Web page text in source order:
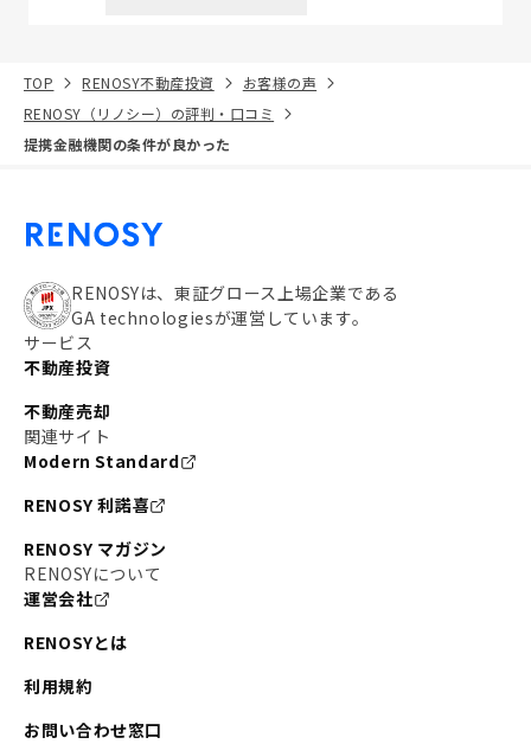
TOP RENOSY不動産投資
お客様の声
RENOSY（リノシー）の評判・口コミ
提携金融機関の条件が良かった
RENOSYは、東証グロース上場企業である
GA technologiesが運営しています。
サービス
不動産投資
不動産売却
関連サイト
Modern Standard
RENOSY 利諾喜
RENOSY マガジン
RENOSYについて
運営会社
RENOSYとは
利用規約
お問い合わせ窓口